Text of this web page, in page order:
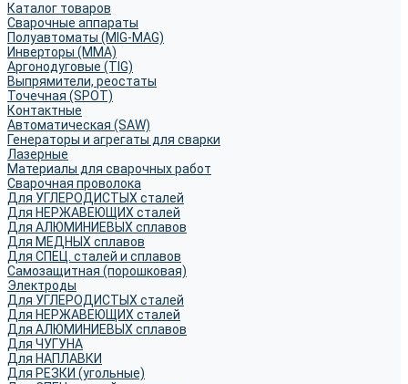
Каталог товаров
Сварочные аппараты
Полуавтоматы (MIG-MAG)
Инверторы (MMA)
Аргонодуговые (TIG)
Выпрямители, реостаты
Точечная (SPOT)
Контактные
Автоматическая (SAW)
Генераторы и агрегаты для сварки
Лазерные
Материалы для сварочных работ
Сварочная проволока
Для УГЛЕРОДИСТЫХ сталей
Для НЕРЖАВЕЮЩИХ сталей
Для АЛЮМИНИЕВЫХ сплавов
Для МЕДНЫХ сплавов
Для СПЕЦ. сталей и сплавов
Самозащитная (порошковая)
Электроды
Для УГЛЕРОДИСТЫХ сталей
Для НЕРЖАВЕЮЩИХ сталей
Для АЛЮМИНИЕВЫХ сплавов
Для ЧУГУНА
Для НАПЛАВКИ
Для РЕЗКИ (угольные)